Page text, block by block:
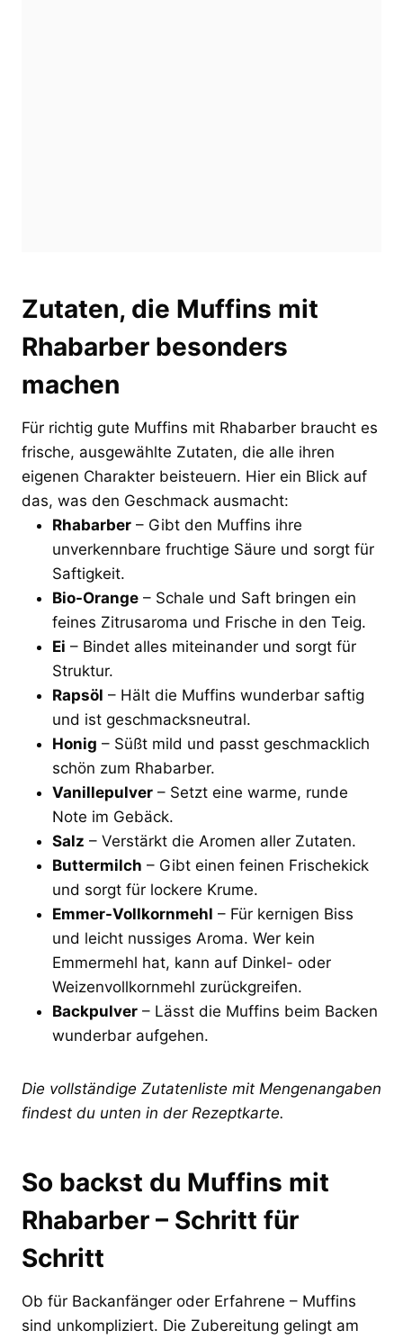
Zutaten, die Muffins mit
Rhabarber besonders
machen
Für richtig gute Muffins mit Rhabarber braucht es
frische, ausgewählte Zutaten, die alle ihren
eigenen Charakter beisteuern. Hier ein Blick auf
das, was den Geschmack ausmacht:
Rhabarber – Gibt den Muffins ihre
unverkennbare fruchtige Säure und sorgt für
Saftigkeit.
Bio-Orange – Schale und Saft bringen ein
feines Zitrusaroma und Frische in den Teig.
Ei – Bindet alles miteinander und sorgt für
Struktur.
Rapsöl – Hält die Muffins wunderbar saftig
und ist geschmacksneutral.
Honig – Süßt mild und passt geschmacklich
schön zum Rhabarber.
Vanillepulver – Setzt eine warme, runde
Note im Gebäck.
Salz – Verstärkt die Aromen aller Zutaten.
Buttermilch – Gibt einen feinen Frischekick
und sorgt für lockere Krume.
Emmer-Vollkornmehl – Für kernigen Biss
und leicht nussiges Aroma. Wer kein
Emmermehl hat, kann auf Dinkel- oder
Weizenvollkornmehl zurückgreifen.
Backpulver – Lässt die Muffins beim Backen
wunderbar aufgehen.
Die vollständige Zutatenliste mit Mengenangaben
findest du unten in der Rezeptkarte.
So backst du Muffins mit
Rhabarber – Schritt für
Schritt
Ob für Backanfänger oder Erfahrene – Muffins
sind unkompliziert. Die Zubereitung gelingt am